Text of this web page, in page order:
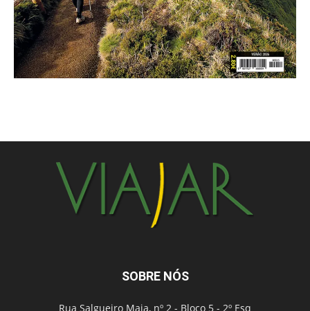
SOBRE NÓS
Rua Salgueiro Maia, nº 2 - Bloco 5 - 2º Esq